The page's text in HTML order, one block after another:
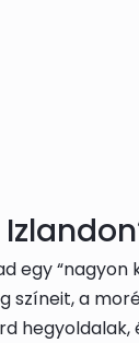
színeit, a